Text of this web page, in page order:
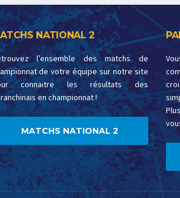
NATIONAL 2
l’ensemble des matchs de
de votre équipe sur notre site
connaitre les résultats des
en championnat !
MATCHS NATIONAL 2